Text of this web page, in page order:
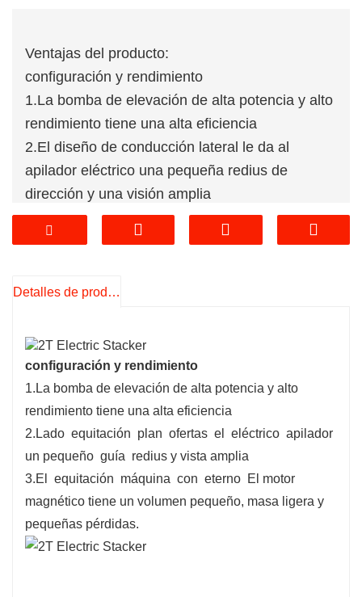
Ventajas del producto:
configuración y rendimiento
1.La bomba de elevación de alta potencia y alto
rendimiento tiene una alta eficiencia
2.El diseño de conducción lateral le da al
apilador eléctrico una pequeña redius de
dirección y una visión amplia
3.El sistema de conducción con motor
magnético permanente tiene un volumen
Detalles de producto
configuración y rendimiento
1.La bomba de elevación de alta potencia y alto
rendimiento tiene una alta eficiencia
2.Lado equitación plan ofertas el eléctrico apilador
un pequeño guía redius y vista amplia
3.El
equitación máquina con eterno El motor
magnético tiene un volumen pequeño, masa ligera y
pequeñas pérdidas.